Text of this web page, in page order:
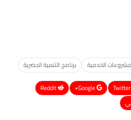
الخدمية برنامج التنمية الحضرية
Google+
ReddIt